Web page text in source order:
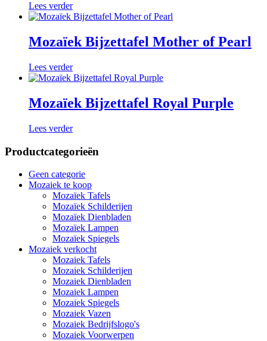
Lees verder
Mozaïek Bijzettafel Mother of Pearl
Lees verder
Mozaïek Bijzettafel Royal Purple
Lees verder
Productcategorieën
Geen categorie
Mozaiek te koop
Mozaïek Tafels
Mozaïek Schilderijen
Mozaïek Dienbladen
Mozaïek Lampen
Mozaïek Spiegels
Mozaiek verkocht
Mozaiek Tafels
Mozaiek Schilderijen
Mozaiek Dienbladen
Mozaiek Lampen
Mozaiek Spiegels
Mozaiek Vazen
Mozaiek Bedrijfslogo's
Mozaiek Voorwerpen